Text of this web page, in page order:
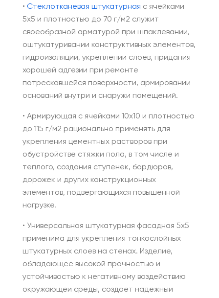
• Стеклотканевая штукатурная с ячейками
5х5 и плотностью до 70 г/м2 служит
своеобразной арматурой при шпаклевании,
оштукатуривании конструктивных элементов,
гидроизоляции, укреплении слоев, придания
хорошей адгезии при ремонте
потрескавшейся поверхности, армировании
оснований внутри и снаружи помещений.
• Армирующая с ячейками 10х10 и плотностью
до 115 г/м2 рационально применять для
укрепления цементных растворов при
обустройстве стяжки пола, в том числе и
теплого, создания ступенек, бордюров,
дорожек и других конструкционных
элементов, подвергающихся повышенной
нагрузке.
• Универсальная штукатурная фасадная 5х5
применима для укрепления тонкослойных
штукатурных слоев на стенах. Изделие,
обладающее высокой прочностью и
устойчивостью к негативному воздействию
окружающей среды, создает надежный